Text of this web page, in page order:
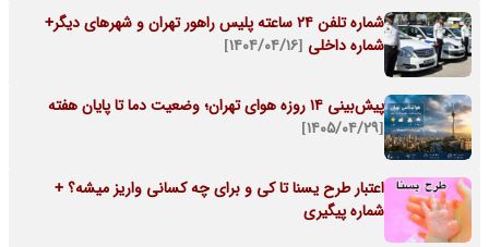
شماره تلفن ۲۴ ساعته پلیس راهور تهران و شهرهای دیگر+
شماره داخلی [۱۴۰۴/۰۴/۱۶]
پیش‌بینی ۱۴ روزه هوای تهران؛ وضعیت دما تا پایان هفته
[۱۴۰۵/۰۴/۲۹]
اعتبار طرح یسنا تا کی و برای چه کسانی واریز میشه؟ +
شماره پیگیری